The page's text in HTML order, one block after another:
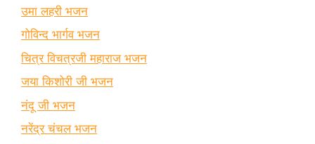
उमा लहरी भजन
गोविन्द भार्गव भजन
चित्र विचत्रजी महाराज भजन
जया किशोरी जी भजन
नंदू जी भजन
नरेंद्र चंचल भजन